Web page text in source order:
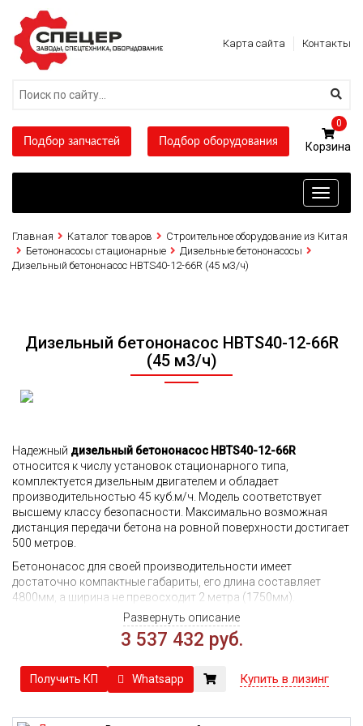
Карта сайта Контакты
Подбор запчастей Подбор оборудования
0
Toggle
Главная Каталог товаров
Строительное оборудование из Китая
Бетононасосы стационарные
Дизельные бетононасосы
Дизельный бетононасос HBTS40-12-66R (45 м3/ч)
Дизельный бетононасос HBTS40-12-66R
(45 м3/ч)
Надежный дизельный бетононасос HBTS40-12-66R
относится к числу установок стационарного типа,
комплектуется дизельным двигателем и обладает
производительностью 45 куб.м/ч. Модель соответствует
высшему классу безопасности. Максимально возможная
дистанция передачи бетона на ровной поверхности достигает
500 метров.
Бетононасос для своей производительности имеет
достаточно компактные габариты, его длина составляет
4800мм, а ширина не превосходит 2 метра (1750мм).
В основе управления установкой лежит программно
логический контроллер. Он допускает возможность
дистанционного управления оборудованием, а интуитивный
интерфейс делает процесс управления максимально
понятным и доступным для персонала. Система
самостоятельно проводит мониторинг рабочих параметров и
Развернуть описание
3 537 432 руб.
Получить КП Whatsapp Купить в лизинг